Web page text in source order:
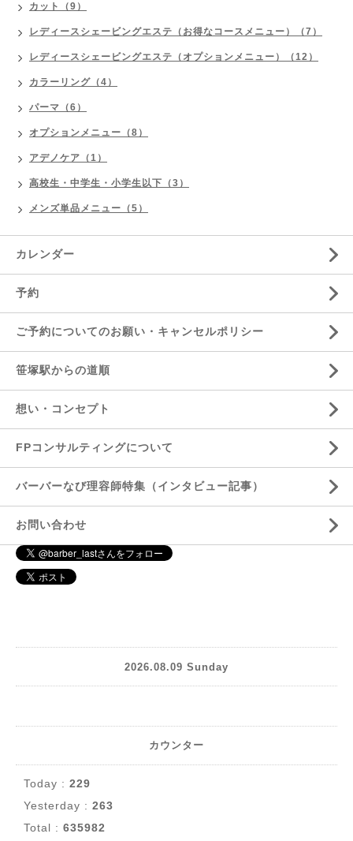
カット（9）
レディースシェービングエステ（お得なコースメニュー）（7）
レディースシェービングエステ（オプションメニュー）（12）
カラーリング（4）
パーマ（6）
オプションメニュー（8）
アデノケア（1）
高校生・中学生・小学生以下（3）
メンズ単品メニュー（5）
カレンダー
予約
ご予約についてのお願い・キャンセルポリシー
笹塚駅からの道順
想い・コンセプト
FPコンサルティングについて
バーバーなび理容師特集（インタビュー記事）
お問い合わせ
2026.08.09 Sunday
カウンター
Today : 229
Yesterday : 263
Total : 635982